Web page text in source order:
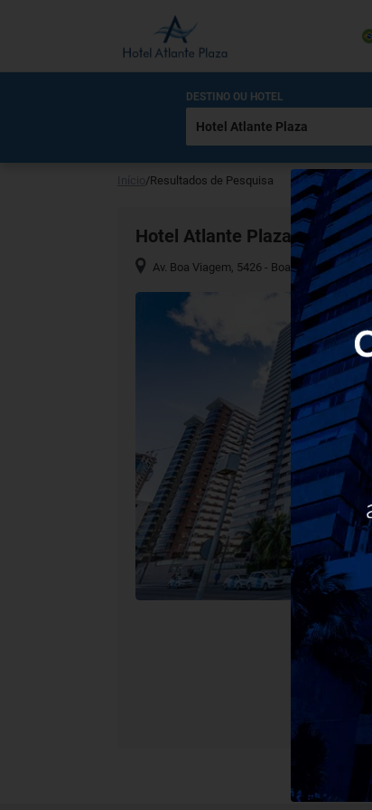
DESTINO OU HOTEL
/Resultados de Pesquisa
Hotel Atlante Plaza
Av. Boa Viagem, 5426 - Boa Viagem, Recife